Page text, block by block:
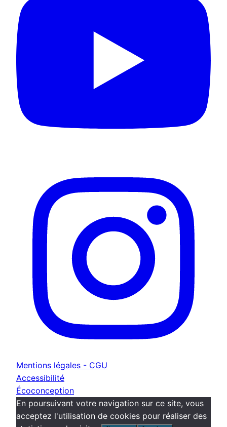
Mentions légales - CGU
Accessibilité
Écoconception
En poursuivant votre navigation sur ce site, vous
acceptez l'utilisation de cookies pour réaliser des